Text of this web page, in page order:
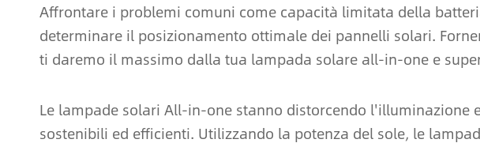
Affrontare i problemi comuni come capacità limitata della
determinare il posizionamento ottimale dei pannelli solari.
ti daremo il massimo dalla tua lampada solare all-in-one e
Le lampade solari All-in-one stanno distorcendo l'illuminazione
sostenibili ed efficienti. Utilizzando la potenza del sole, le